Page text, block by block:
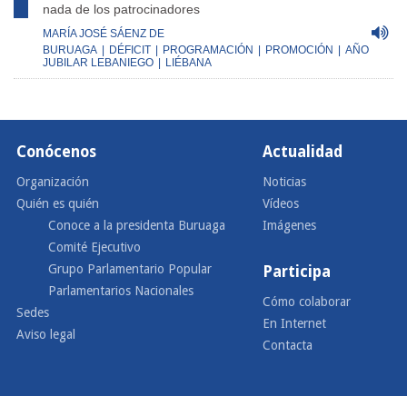
nada de los patrocinadores
MARÍA JOSÉ SÁENZ DE
BURUAGA
DÉFICIT PROGRAMACIÓN PROMOCIÓN
AÑO
JUBILAR LEBANIEGO
LIÉBANA
Conócenos
Organización
Quién es quién
Conoce a la presidenta Buruaga
Comité Ejecutivo
Grupo Parlamentario Popular
Parlamentarios Nacionales
Sedes
Aviso legal
Actualidad
Noticias
Vídeos
Imágenes
Participa
Cómo colaborar
En Internet
Contacta